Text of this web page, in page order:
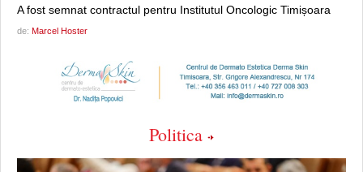
A fost semnat contractul pentru Institutul Oncologic Timișoara
de: Marcel Hoster
Politica